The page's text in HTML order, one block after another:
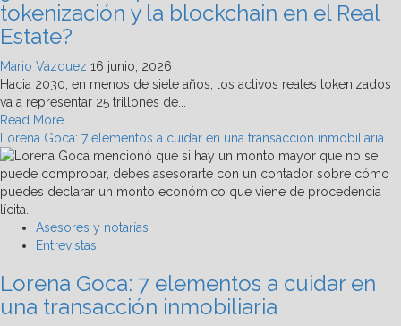
tokenización y la blockchain en el Real
Estate?
Mario Vázquez 16 junio, 2026
Hacia 2030, en menos de siete años, los activos reales tokenizados
va a representar 25 trillones de...
Read MoreRead
more
about
¿Cuál
es
importancia
de
tokenización
la
Lorena Goca: 7 elementos a cuidar en una transacción inmobiliaria
Asesores y notarías
Entrevistas
Lorena Goca: 7 elementos a cuidar en
una transacción inmobiliaria